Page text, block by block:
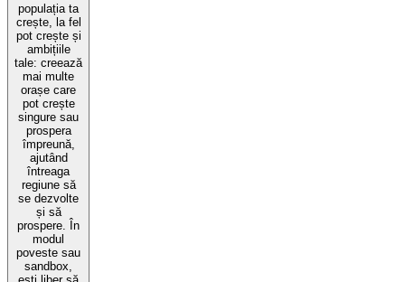
populația ta
crește, la fel
pot crește și
ambițiile
tale: creează
mai multe
orașe care
pot crește
singure sau
prospera
împreună,
ajutând
întreaga
regiune să
se dezvolte
și să
prospere. În
modul
poveste sau
sandbox,